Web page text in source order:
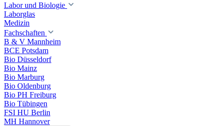
Labor und Biologie
Laborglas
Medizin
Fachschaften
B & V Mannheim
BCE Potsdam
Bio Düsseldorf
Bio Mainz
Bio Marburg
Bio Oldenburg
Bio PH Freiburg
Bio Tübingen
FSI HU Berlin
MH Hannover